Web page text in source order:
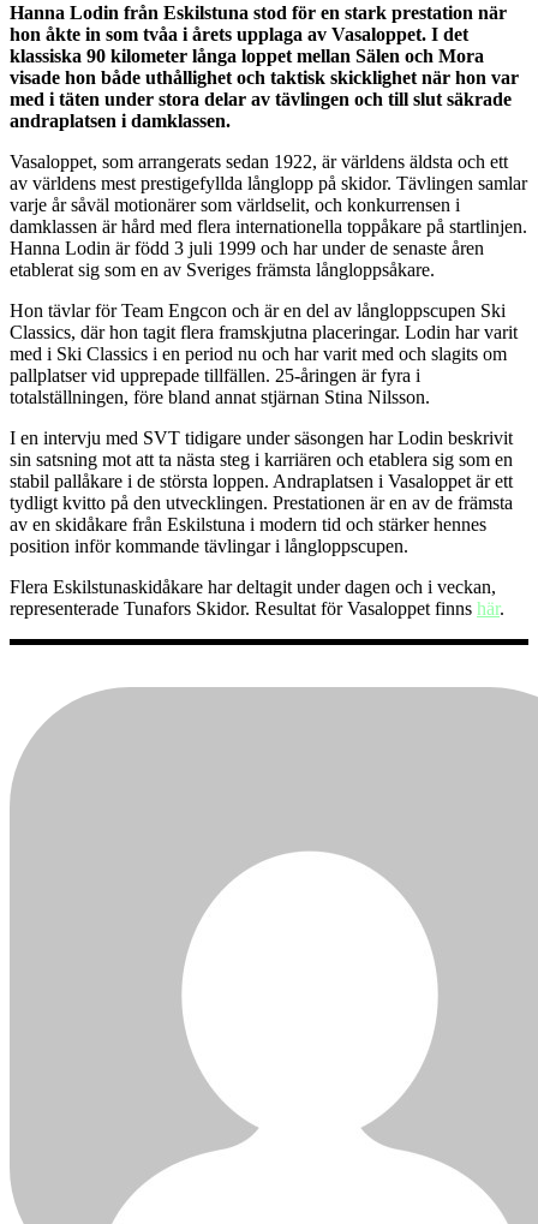
Hanna Lodin från Eskilstuna stod för en stark prestation när
hon åkte in som tvåa i årets upplaga av Vasaloppet. I det
klassiska 90 kilometer långa loppet mellan Sälen och Mora
visade hon både uthållighet och taktisk skicklighet när hon var
med i täten under stora delar av tävlingen och till slut säkrade
andraplatsen i damklassen.
Vasaloppet, som arrangerats sedan 1922, är världens äldsta och ett
av världens mest prestigefyllda långlopp på skidor. Tävlingen samlar
varje år såväl motionärer som världselit, och konkurrensen i
damklassen är hård med flera internationella toppåkare på startlinjen.
Hanna Lodin är född 3 juli 1999 och har under de senaste åren
etablerat sig som en av Sveriges främsta långloppsåkare.
Hon tävlar för Team Engcon och är en del av långloppscupen Ski
Classics, där hon tagit flera framskjutna placeringar. Lodin har varit
med i Ski Classics i en period nu och har varit med och slagits om
pallplatser vid upprepade tillfällen. 25-åringen är fyra i
totalställningen, före bland annat stjärnan Stina Nilsson.
I en intervju med SVT tidigare under säsongen har Lodin beskrivit
sin satsning mot att ta nästa steg i karriären och etablera sig som en
stabil pallåkare i de största loppen. Andraplatsen i Vasaloppet är ett
tydligt kvitto på den utvecklingen. Prestationen är en av de främsta
av en skidåkare från Eskilstuna i modern tid och stärker hennes
position inför kommande tävlingar i långloppscupen.
Flera Eskilstunaskidåkare har deltagit under dagen och i veckan,
representerade Tunafors Skidor. Resultat för Vasaloppet finns här.